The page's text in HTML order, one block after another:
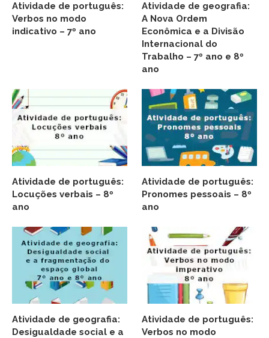
Atividade de português:
Verbos no modo
indicativo – 7º ano
Atividade de geografia:
A Nova Ordem
Econômica e a Divisão
Internacional do
Trabalho – 7º ano e 8º
ano
Atividade de português:
Locuções verbais – 8º
ano
Atividade de português:
Pronomes pessoais – 8º
ano
Atividade de geografia:
Desigualdade social e a
Atividade de português:
Verbos no modo